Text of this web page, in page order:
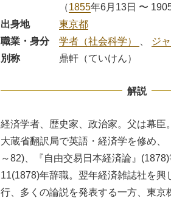
（1855年6月13日 〜
出身地
東京都
職業・身分
学者（社会科学） ジ
別称
鼎軒（ていけん）
解説
経済学者、歴史家、政治家。父は幕臣
大蔵省翻訳局で英語・経済学を修め、
～82)、『自由交易日本経済論』
11(1878)年辞職。翌年経済雑誌社を興
行、多くの論説を発表する一方、東京